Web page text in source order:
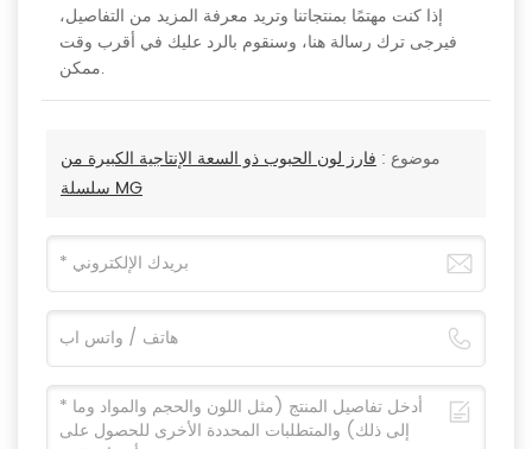
إذا كنت مهتمًا بمنتجاتنا وتريد معرفة المزيد من التفاصيل،
فيرجى ترك رسالة هنا، وسنقوم بالرد عليك في أقرب وقت
ممكن.
موضوع : فارز لون الحبوب ذو السعة الإنتاجية الكبيرة من
سلسلة MG